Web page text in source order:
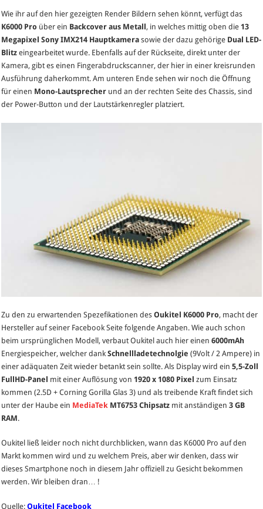
Wie ihr auf den hier gezeigten Render Bildern sehen könnt, verfügt das
K6000 Pro über ein Backcover aus Metall, in welches mittig oben die13
Megapixel Sony IMX214 Hauptkamerasowie der dazu gehörige Dual LED-
Blitz eingearbeitet wurde. Ebenfalls auf der Rückseite, direkt unter der
Kamera, gibt es einen Fingerabdruckscanner, der hier in einer kreisrunden
Ausführung daherkommt. Am unteren Ende sehen wir noch die Öffnung
für einen Mono-Lautsprecher und an der rechten Seite des Chassis, sind
der Power-Button und der Lautstärkenregler platziert.
Zu den zu erwartenden Spezefikationen desOukitel K6000 Pro, macht der
Hersteller auf seiner Facebook Seite folgende Angaben. Wie auch schon
beim ursprünglichen Modell, verbaut Oukitel auch hier einen6000mAh
Energiespeicher, welcher dankSchnellladetechnolgie (9Volt / 2 Ampere) in
einer adäquaten Zeit wieder betankt sein sollte. Als Display wird ein5,5-Zoll
FullHD-Panel mit einer Auflösung von1920 x 1080 Pixel zum Einsatz
kommen (2.5D + Corning Gorilla Glas 3) und als treibende Kraft findet sich
unter der Haube ein MediaTek MT6753 Chipsatz mit anständigen 3 GB
RAM.
Oukitel ließ leider noch nicht durchblicken, wann das K6000 Pro auf den
Markt kommen wird und zu welchem Preis, aber wir denken, dass wir
dieses Smartphone noch in diesem Jahr offiziell zu Gesicht bekommen
werden. Wir bleiben dran… !
Quelle:Oukitel Facebook